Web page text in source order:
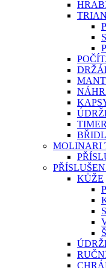
MOLINARI
KŮŽE